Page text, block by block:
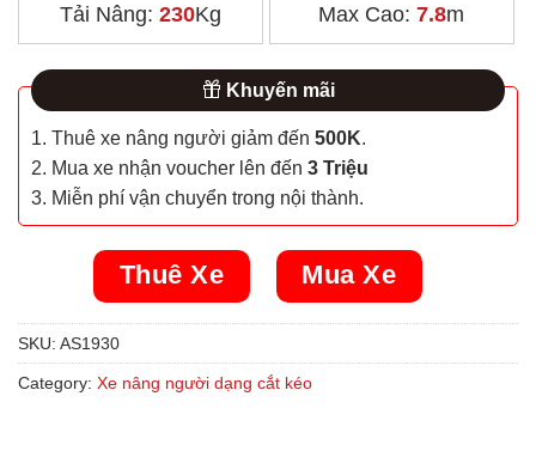
Tải Nâng: 230Kg Max Cao:7.8m
Khuyến mãi
1. Thuê xe nâng người giảm đến 500K.
2. Mua xe nhận voucher lên đến 3 Triệu
3. Miễn phí vận chuyển trong nội thành.
Thuê Xe Mua Xe
SKU: AS1930
Category: Xe nâng người dạng cắt kéo